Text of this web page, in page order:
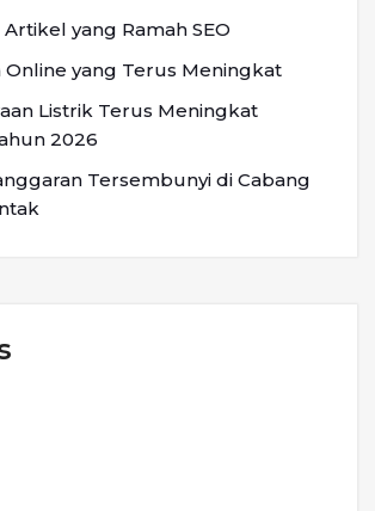
yang Ramah SEO
Online yang Terus Meningkat
Listrik Terus Meningkat
2026
Tersembunyi di Cabang